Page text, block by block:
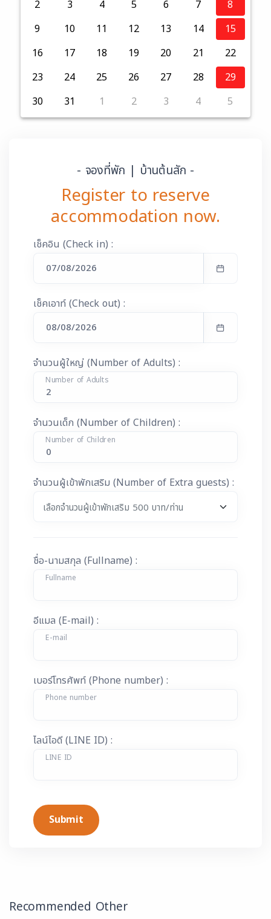
2 3 4 5 6 7
8
9
10 11 12 13 14
15
16
17 18 19 20 21
22
23
24 25 26 27 28
29
30
31 1 2 3 4 5
- จองที่พัก | บ้านต้นสัก -
Register to reserve
accommodation now.
เช็คอิน (Check in) :
เช็คเอาท์ (Check out) :
จำนวนผู้ใหญ่ (Number of Adults) :
Number of Adults
จำนวนเด็ก (Number of Children) :
Number of Children
จำนวนผู้เข้าพักเสริม (Number of Extra guests) :
เลือกจำนวนผู้เข้าพักเสริม 500 บาท/ท่าน
ชื่อ-นามสกุล (Fullname) :
Fullname
อีแมล (E-mail) :
E-mail
เบอร์โทรศัพท์ (Phone number) :
Phone number
ไลน์ไอดี (LINE ID) :
LINE ID
Submit
Recommended Other